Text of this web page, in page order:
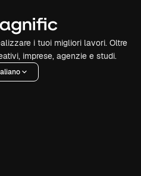
i tuoi migliori lavori. Oltre
imprese, agenzie e studi.